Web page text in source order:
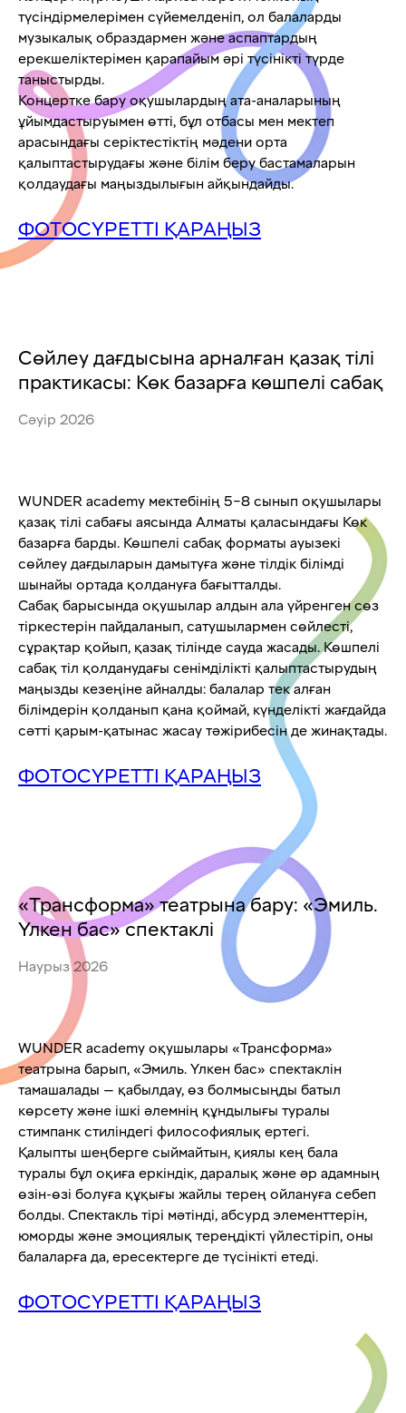
түсіндірмелерімен сүйемелденіп, ол балаларды
музыкалық образдармен және аспаптардың
ерекшеліктерімен қарапайым әрі түсінікті түрде
таныстырды.
Концертке бару оқушылардың ата-аналарының
ұйымдастыруымен өтті, бұл отбасы мен мектеп
арасындағы серіктестіктің мәдени орта
қалыптастырудағы және білім беру бастамаларын
қолдаудағы маңыздылығын айқындайды.
ФОТОСҮРЕТТІ ҚАРАҢЫЗ
Сөйлеу дағдысына арналған қазақ тілі
практикасы: Көк базарға көшпелі сабақ
Сәуір 2026
WUNDER academy мектебінің 5–8 сынып оқушылары
қазақ тілі сабағы аясында Алматы қаласындағы Көк
базарға барды. Көшпелі сабақ форматы ауызекі
сөйлеу дағдыларын дамытуға және тілдік білімді
шынайы ортада қолдануға бағытталды.
Сабақ барысында оқушылар алдын ала үйренген сөз
тіркестерін пайдаланып, сатушылармен сөйлесті,
сұрақтар қойып, қазақ тілінде сауда жасады. Көшпелі
сабақ тіл қолданудағы сенімділікті қалыптастырудың
маңызды кезеңіне айналды: балалар тек алған
білімдерін қолданып қана қоймай, күнделікті жағдайда
сәтті қарым-қатынас жасау тәжірибесін де жинақтады.
ФОТОСҮРЕТТІ ҚАРАҢЫЗ
«Трансформа» театрына бару: «Эмиль.
Үлкен бас» спектаклі
Наурыз 2026
WUNDER academy оқушылары «Трансформа»
театрына барып, «Эмиль. Үлкен бас» спектаклін
тамашалады — қабылдау, өз болмысыңды батыл
көрсету және ішкі әлемнің құндылығы туралы
стимпанк стиліндегі философиялық ертегі.
Қалыпты шеңберге сыймайтын, қиялы кең бала
туралы бұл оқиға еркіндік, даралық және әр адамның
өзін-өзі болуға құқығы жайлы терең ойлануға себеп
болды. Спектакль тірі мәтінді, абсурд элементтерін,
юморды және эмоциялық тереңдікті үйлестіріп, оны
балаларға да, ересектерге де түсінікті етеді.
ФОТОСҮРЕТТІ ҚАРАҢЫЗ